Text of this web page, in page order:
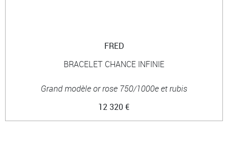
FRED
BRACELET CHANCE INFINIE
Grand modèle or rose 750/1000e et rubis
12 320 €